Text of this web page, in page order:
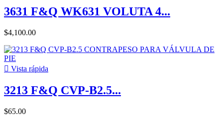
3631 F&Q WK631 VOLUTA 4...
$4,100.00
 Vista rápida
3213 F&Q CVP-B2.5...
$65.00